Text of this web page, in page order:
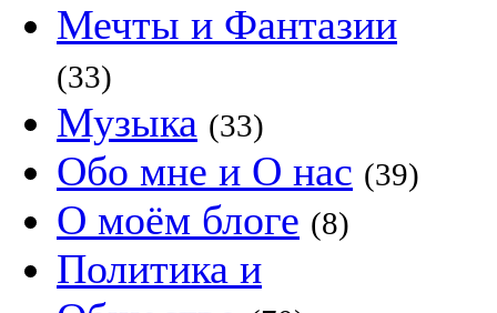
Мечты и Фантазии
(33)
Музыка (33)
Обо мне и О нас (39)
О моём блоге (8)
Политика и